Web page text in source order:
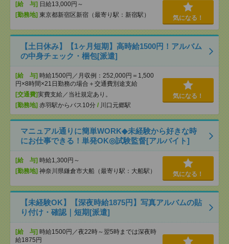
[給 与] 日給13,000円～
[勤務地] 東京都新宿区新宿（最寄り駅：新宿駅） 気になる！
【土日休み】【1ヶ月短期】高時給1500円！アルバム
の中身チェック・梱包[派遣]
[給 与] 時給1500円／月収例：252,000円＝1,500
円×8時間×21日勤務の場合＋交通費別途支給
[交通費]実費支給／当社規定あり。
[勤務地] 赤羽駅からバス10分 / 川口元郷駅
気になる！
マニュアル通りに簡単WORK◆未経験から好きな時
にお仕事できる！単発OK◎試験監督[アルバイト]
[給 与] 時給1,300円～
[勤務地] 神奈川県鎌倉市大船（最寄り駅：大船駅） 気になる！
【未経験OK】【深夜時給1875円】写真アルバムの貼
り付け・確認｜短期[派遣]
[給 与] 時給1500円／夜22時～翌5時までは深夜時
給1875円